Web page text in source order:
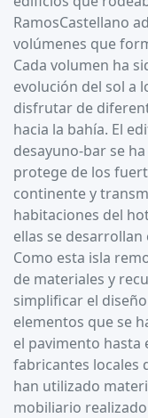
RamosCastellano
volúmenes que
Cada volumen ha
evolución del sol a
disfrutar de
hacia la bahía. El
desayuno-bar se
protege de los
continente y
habitaciones del
ellas se
Como esta isla
de materiales y
simplificar el
elementos que se
el pavimento hasta
fabricantes locales
han utilizado
mobiliario